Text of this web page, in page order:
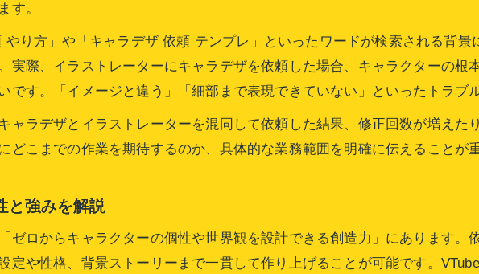
ネット文化での絵師とキャラデザの位置づけ
絵師とイラストレーターの活動範囲比較
キャラデザ視点で見る絵師の役割とは
イラストレーターの正式名称と使い分け方
VTuber向けキャラデザ依頼で押さえたい点
VTuber向けキャラデザ依頼時の注意点
VTuberキャラデザ人気の傾向と特徴解説
す。
やり方」や「キャラデザ 依頼 テンプレ」といったワードが検索される背
実際、イラストレーターにキャラデザを依頼した場合、キャラクターの根
です。「イメージと違う」「細部まで表現できていない」といったトラブ
ャラデザとイラストレーターを混同して依頼した結果、修正回数が増えた
どこまでの作業を期待するのか、具体的な業務範囲を明確に伝えることが
と強みを解説
ゼロからキャラクターの個性や世界観を設計できる創造力」にあります。
定や性格、背景ストーリーまで一貫して作り上げることが可能です。